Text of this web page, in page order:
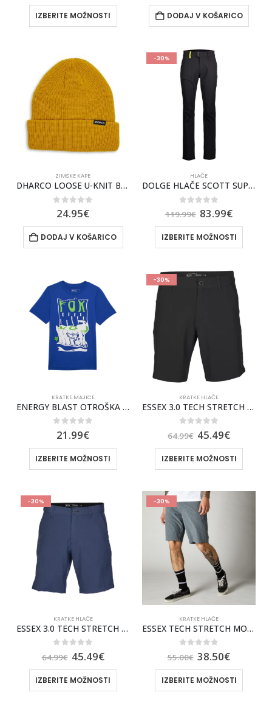
IZBERITE MOŽNOSTI DODAJ V KOŠARICO
ZIMSKE KAPE
DHARCO LOOSE U-KNIT BEANIE ZIMSKA KAPA
0out of 5
24.95€
DODAJ V KOŠARICO
-30%
HLAČE
DOLGE HLAČE SCOTT SUPPORT FACTORY TEAM
out of 5
119.99€ 83.99€
IZBERITE MOŽNOSTI
KRATKE MAJICE
ENERGY BLAST OTROŠKA KRATKA MAJICA
0out of 5
21.99€
IZBERITE MOŽNOSTI
-30%
KRATKE HLAČE
ESSEX 3.0 TECH STRETCH MOŠKE KRATKE HLAČE FOX [BLK]
out of 5
64.99€ 45.49€
IZBERITE MOŽNOSTI
-30%
KRATKE HLAČE
ESSEX 3.0 TECH STRETCH MOŠKE KRATKE HLAČE FOX [HTR DP CBLT]
out of 5
64.99€ 45.49€
IZBERITE MOŽNOSTI
-30%
KRATKE HLAČE
ESSEX TECH STRETCH MOŠKE KRATKE HLAČE FOX 21″ [HTR GRAPH]
out of 5
55.00€ 38.50€
IZBERITE MOŽNOSTI